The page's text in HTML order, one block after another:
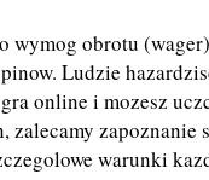
wymog obrotu
Ludzie
online i mozesz
zalecamy zapoznanie
warunki